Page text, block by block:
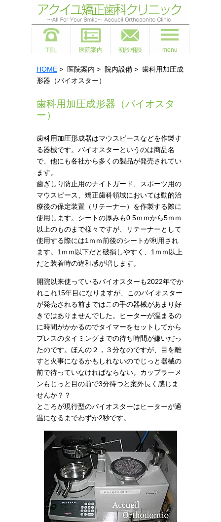
医院案内 初診相談 menu
HOME > 医院案内 > 院内設備 > 歯科用加圧成
形器（バイオスター）
歯科用加圧成形器（バイオスタ
ー）
歯科用加圧形成器はマウスピースなどを作製す
る器械です。バイオスターというのは商品名
で、他にも各社から多くの製品が発売されてい
ます。
歯ぎしり防止用のナイトガード、スポーツ用の
マウスピース、矯正歯科領域においては動的治
療後の保定装置（リテーナー）を作製する際に
使用します。シートの厚みも0.5ｍｍから5ｍｍ
以上のものまで様々ですが、リテーナーとして
使用する際には1ｍｍ前後のシートが利用され
ます。1ｍｍ以下だと破損しやすく、1ｍｍ以上
だと装着時の違和感が増します。
開院以来使っているバイオスターも2022年でか
れこれ15年目になりますが、このバイオスター
が発売される前まではこの手の器械があまり好
きではありませんでした。ヒーターが温まるの
に時間がかかるのでタイマーをセットしてから
プレスのタイミングまでの待ち時間が嫌いだっ
たのです。ほんの２，３分なのですが、目を離
すと火事になるかもしれないのでじっと器械の
前で待っていなければならない。カップラーメ
ンもじっと目の前で3分待つと案外長く感じま
せんか？？
ところが現行型のバイオスターはヒーターが適
温になるまでわずか2秒です。